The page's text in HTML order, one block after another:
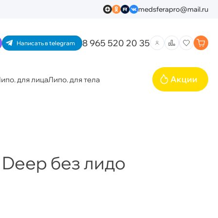
medsferapro@mail.ru
Написать в telegram 8 965 520 20 35
для лицаЛипо. для тела Акции
без лидо